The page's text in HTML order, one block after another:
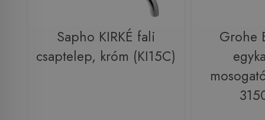
Sapho KIRKÉ fali
csaptelep, króm (KI15C)
Grohe